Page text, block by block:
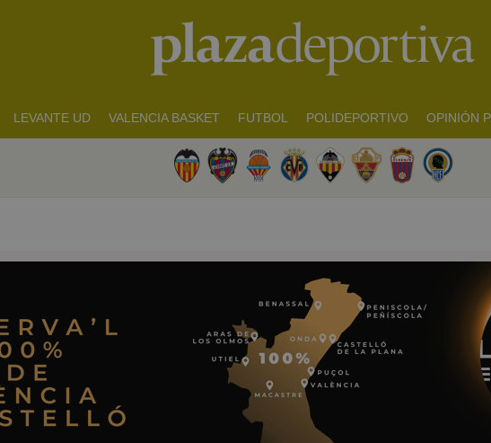
LEVANTE UD VALENCIA BASKET FUTBOL POLIDEPORTIVO OPINIÓN